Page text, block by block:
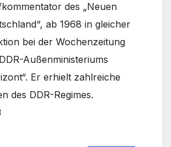
des „Neuen
ab 1968 in gleicher
bei der Wochenzeitung
Außenministeriums
Er erhielt zahlreiche
des DDR-Regimes.